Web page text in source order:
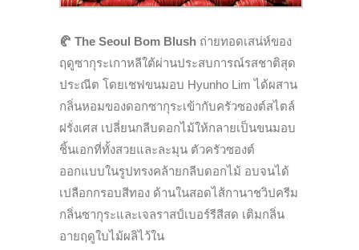
🥐 The Seoul Bom Blush ถ่ายทอดเสน่ห์ของ
ฤดูซากุระเกาหลีใต้ผ่านประสบการณ์รสชาติสุด
ประณีต โดยเชฟขนมอบ Hyunho Lim ได้ผสาน
กลิ่นหอมของดอกซากุระเข้ากับครัวซองต์สไตล์
ฝรั่งเศส เปลี่ยนกลีบดอกไม้ให้กลายเป็นขนมอบ
ชิ้นเอกที่ทั้งสวยและละมุน ตัวครัวซองต์
ออกแบบในรูปทรงคล้ายกลีบดอกไม้ อบจนได้
เปลือกกรอบสีทอง ด้านในสอดไส้กานาชวิปครีม
กลิ่นซากุระและเจลราสป์เบอร์รีสีสด เติมกลิ่น
อายฤดูใบไม้ผลิไว้ใน